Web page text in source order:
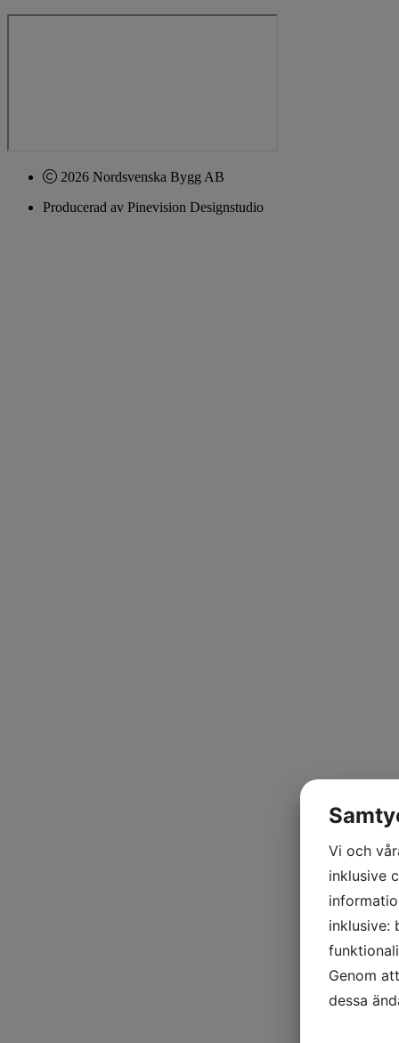
2026 Nordsvenska Bygg AB
Producerad av Pinevision Designstudio
Vi och
inklusive
inklusive:
Genom
dessa